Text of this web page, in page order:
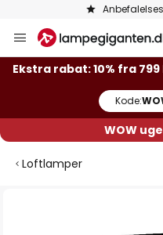
to
Content
Ekstra rabat: 10% fra 799
Kode:
WOW
Loftlamper